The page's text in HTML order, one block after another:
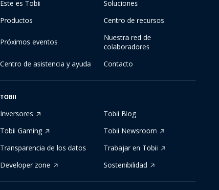
Este es Tobii
Soluciones
Productos
Centro de recursos
Próximos eventos
Nuestra red de
colaboradores
Centro de asistencia y ayuda
Contacto
TOBII
Inversores
Tobii Blog
Tobii Gaming
Tobii Newsroom
Transparencia de los datos
Trabajar en Tobii
Developer zone
Sostenibilidad